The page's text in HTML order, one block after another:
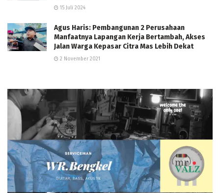
15 Juli 2024
Agus Haris: Pembangunan 2 Perusahaan
Manfaatnya Lapangan Kerja Bertambah, Akses
Jalan Warga Kepasar Citra Mas Lebih Dekat
2 November 2021